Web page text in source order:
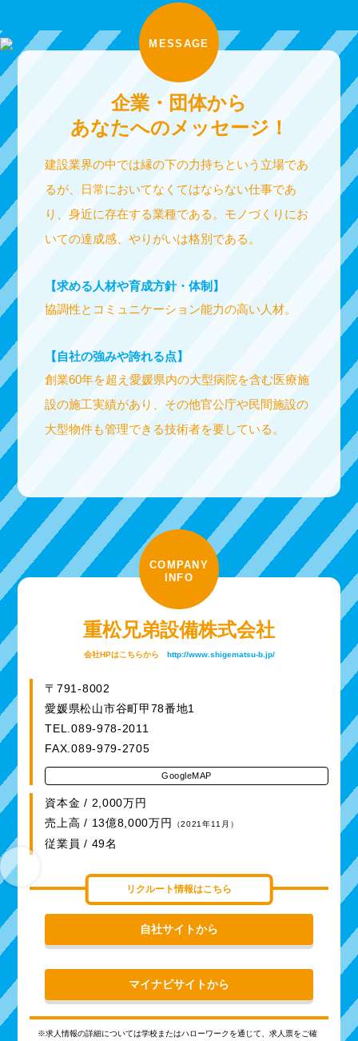
MESSAGE
企業・団体から
あなたへのメッセージ！
建設業界の中では縁の下の力持ちという立場であ
るが、日常においてなくてはならない仕事であ
り、身近に存在する業種である。モノづくりにお
いての達成感、やりがいは格別である。
【求める人材や育成方針・体制】
協調性とコミュニケーション能力の高い人材。
【自社の強みや誇れる点】
創業60年を超え愛媛県内の大型病院を含む医療施
設の施工実績があり、その他官公庁や民間施設の
大型物件も管理できる技術者を要している。
COMPANY
INFO
重松兄弟設備株式会社
会社HPはこちらから http://www.shigematsu-b.jp/
〒791-8002
愛媛県松山市谷町甲78番地1
TEL.089-978-2011
FAX.089-979-2705
GoogleMAP
資本金 / 2,000万円
売上高 / 13億8,000万円
（2021年11月）
従業員 / 49名
リクルート情報はこちら
自社サイトから
マイナビサイトから
※求人情報の詳細については学校またはハローワークを通じて、求人票をご確